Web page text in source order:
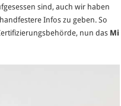
Band
1S
gesichtet
sind, auch wir haben
Infos zu geben. So
nun das Mi